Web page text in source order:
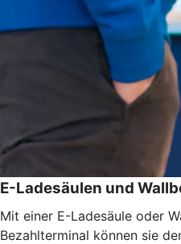
E-Ladesäulen und
Mit einer E-Ladesäule oder
Bezahlterminal können sie